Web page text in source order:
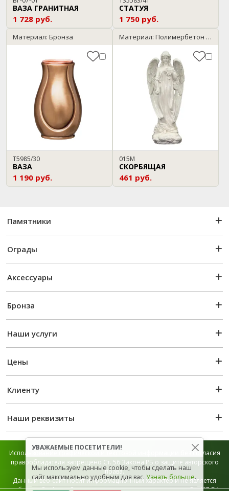
ВАЗА ГРАНИТНАЯ
1 728 руб.
СТАТУЯ
1 750 руб.
Материал: Бронза
T5985/30
ВАЗА
1 190 руб.
Материал: Полимербетон / мрамор
015М
СКОРБЯЩАЯ
461 руб.
Памятники
Ограды
Аксессуары
Бронза
Наши услуги
Цены
Клиенту
Наши реквизиты
Использование графической и текстовой информации без согласия
правообладателя запрещено Ст. 56 Закона РБ о защите авторского
права.
Данный веб-сайт носит информационный характер и не является
УВАЖАЕМЫЕ ПОСЕТИТЕЛИ!
Мы используем данные cookie, чтобы сделать наш
сайт максимально удобным для вас. Узнать больше.